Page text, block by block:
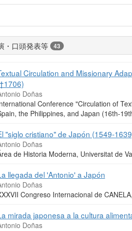
・口頭発表等 43
Circulation and Missionary
Doñas
Conference "Circulation of
the Philippines, and Japan (16th-
"siglo cristiano" de Japón (1549-
Doñas
de Historia Moderna, Universitat de
llegada del 'Antonio' a Japón
Doñas
Congreso Internacional de
mirada japonesa a la cultura
Doñas